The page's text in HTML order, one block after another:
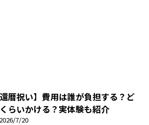
還暦祝い】費用は誰が負担する？ど
らいかける？実体験も紹介
2026/7/20